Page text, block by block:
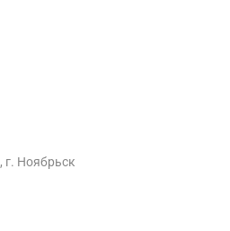
, г. Ноябрьск